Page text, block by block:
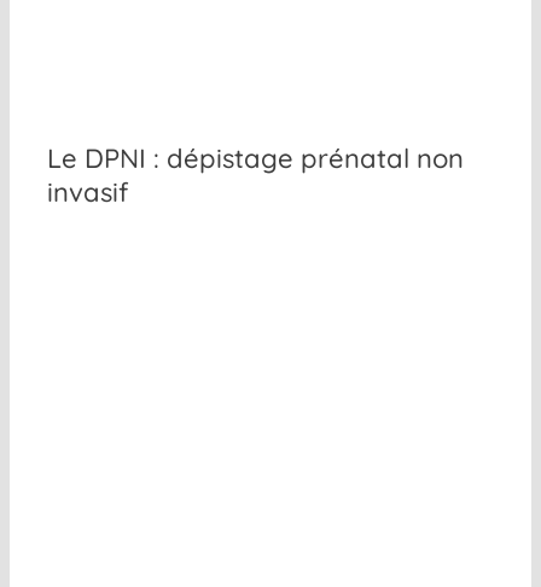
Le DPNI : dépistage prénatal non
invasif